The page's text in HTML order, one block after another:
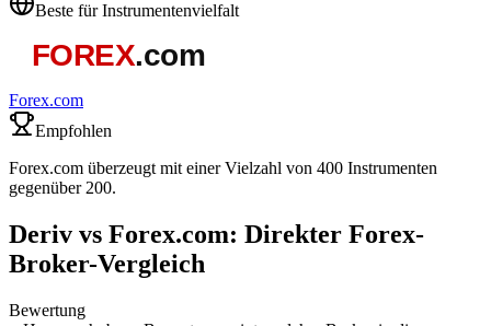
Beste für Instrumentenvielfalt
Forex.com
Empfohlen
Forex.com überzeugt mit einer Vielzahl von 400 Instrumenten
gegenüber 200.
Deriv vs Forex.com: Direkter Forex-
Broker-Vergleich
Bewertung